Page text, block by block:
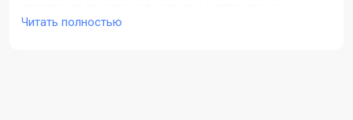
технических ресурсов без переделки всего проекта.
Читать полностью